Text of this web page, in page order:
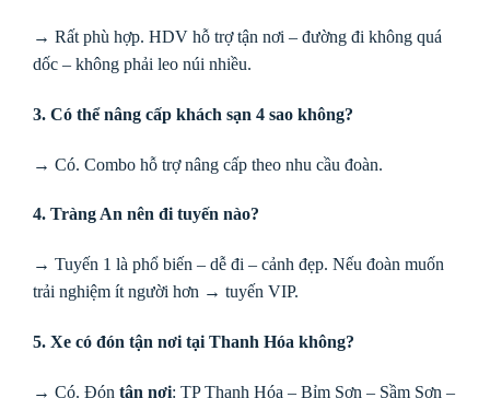
→ Rất phù hợp. HDV hỗ trợ tận nơi – đường đi không quá
dốc – không phải leo núi nhiều.
3. Có thể nâng cấp khách sạn 4 sao không?
→ Có. Combo hỗ trợ nâng cấp theo nhu cầu đoàn.
4. Tràng An nên đi tuyến nào?
→ Tuyến 1 là phổ biến – dễ đi – cảnh đẹp. Nếu đoàn muốn
trải nghiệm ít người hơn → tuyến VIP.
5. Xe có đón tận nơi tại Thanh Hóa không?
→ Có. Đón tận nơi: TP Thanh Hóa – Bỉm Sơn – Sầm Sơn –